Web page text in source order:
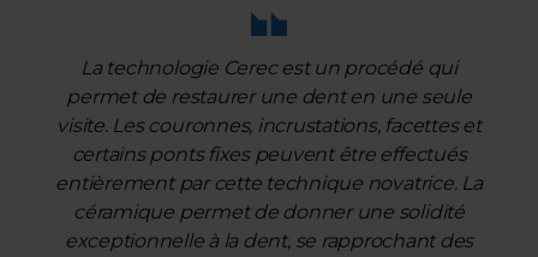
La technologie Cerec est un procédé qui
permet de restaurer une dent en une seule
visite. Les couronnes, incrustations, facettes et
certains ponts fixes peuvent être effectués
entièrement par cette technique novatrice. La
céramique permet de donner une solidité
exceptionnelle à la dent, se rapprochant des